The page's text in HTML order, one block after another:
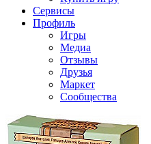
Сервисы
Профиль
Игры
Медиа
Отзывы
Друзья
Маркет
Сообщества